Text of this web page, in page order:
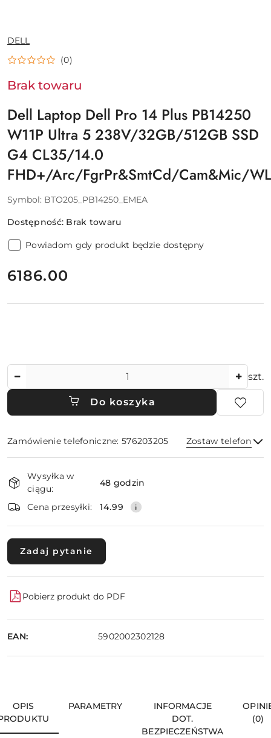
NAZWA
PRODUCENTA:
DELL
(0)
Brak towaru
Dell Laptop Dell Pro 14 Plus PB14250
W11P Ultra 5 238V/32GB/512GB SSD
G4 CL35/14.0
FHD+/Arc/FgrPr&SmtCd/Cam&Mic/
Symbol: BTO205_PB14250_EMEA
Dostępność: Brak towaru
Powiadom gdy produkt będzie dostępny
cena:
6186.00
szt.
Do koszyka
Zamówienie telefoniczne: 576203205 Zostaw telefon
i
dostawa
Wysyłka w
ciągu:
48 godzin
Cena przesyłki: 14.99
Zadaj pytanie
Pobierz produkt do PDF
EAN: 5902002302128
OPIS
PARAMETRY
INFORMACJE
DOT.
BEZPIECZEŃSTWA
(0)